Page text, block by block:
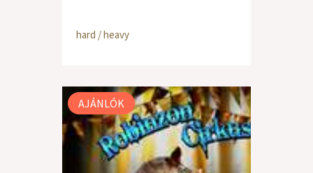
hard / heavy
AJÁNLÓK